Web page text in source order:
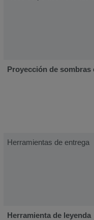
Proyección de sombras
Herramientas de entrega
Herramienta de leyenda